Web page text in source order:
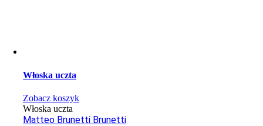
Włoska uczta
Zobacz koszyk
Włoska uczta
Matteo Brunetti Brunetti